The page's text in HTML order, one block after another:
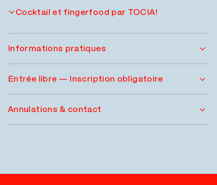
Cocktail et fingerfood par TOCIA!
Informations pratiques
Entrée libre — Inscription obligatoire
Annulations & contact